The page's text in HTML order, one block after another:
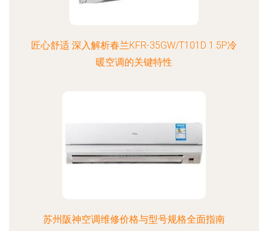
匠心舒适 深入解析春兰KFR-35GW/T101D 1.5P冷
暖空调的关键特性
苏州阪神空调维修价格与型号规格全面指南